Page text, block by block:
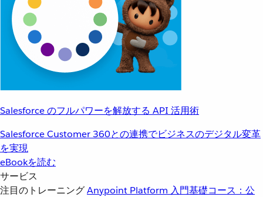
Salesforce のフルパワーを解放する API 活用術
Salesforce Customer 360との連携でビジネスのデジタル変革
を実現
eBookを読む
サービス
注目のトレーニングAnypoint Platform 入門基礎コース：公